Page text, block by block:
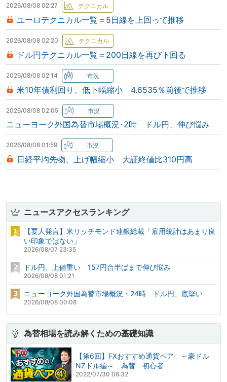
2026/08/08 02:27
ユーロテクニカル一覧＝5日線を上回って推移
2026/08/08 02:20
ドル円テクニカル一覧＝200日線を再び下回る
2026/08/08 02:14
米10年債利回り、低下幅縮小 4.6535％前後で推移
2026/08/08 02:05
ニューヨーク外国為替市場概況･2時 ドル円、伸び悩み
2026/08/08 01:59
日経平均先物、上げ幅縮小 大証終値比310円高
ニュースアクセスランキング
【要人発言】米リッチモンド連銀総裁「雇用統計はあまり良
い印象ではない」
2026/08/07 23:35
ドル円、上値重い 157円台半ばまで伸び悩み
2026/08/08 01:21
ニューヨーク外国為替市場概況・24時 ドル円、底堅い
2026/08/08 00:08
為替相場を読み解くための基礎知識
【第6回】FXおすすめ通貨ペア ～豪ドル
NZドル編～ 為替 初心者
2022/07/30 06:32